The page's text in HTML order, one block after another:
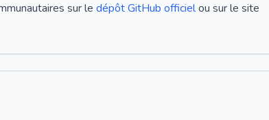
sur le dépôt GitHub officielou sur le site